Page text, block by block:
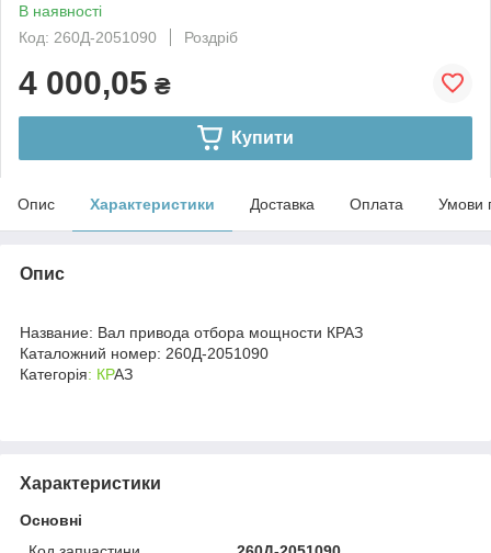
В наявності
Код: 260Д-2051090
Роздріб
4 000,05 ₴
Купити
Опис Характеристики Доставка Оплата Умови
Опис
Название: Вал привода отбора мощности КРАЗ
Каталожний номер: 260Д-2051090
Категорія: КРАЗ
Характеристики
Основні